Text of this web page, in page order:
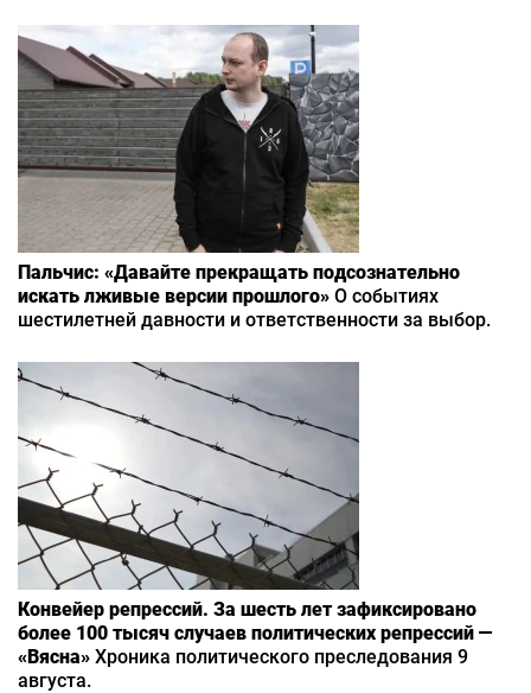
Пальчис: «Давайте прекращать подсознательно
искать лживые версии прошлого» О событиях
шестилетней давности и ответственности за выбор.
Конвейер репрессий. За шесть лет зафиксировано
более 100 тысяч случаев политических репрессий —
«Вясна» Хроника политического преследования 9
августа.